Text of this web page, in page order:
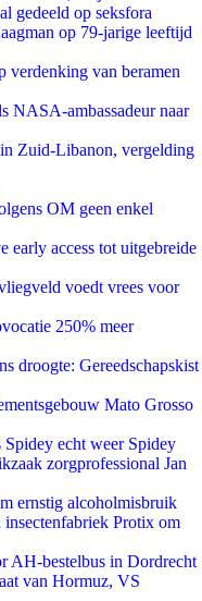
gedeeld op seksfora
op 79-jarige leeftijd
verdenking van beramen
NASA-ambassadeur naar
Zuid-Libanon, vergelding
OM geen enkel
early access tot uitgebreide
voedt vrees voor
250% meer
droogte: Gereedschapskist
Mato Grosso
echt weer Spidey
zorgprofessional Jan
ernstig alcoholmisbruik
Protix om
AH-bestelbus in Dordrecht
van Hormuz, VS